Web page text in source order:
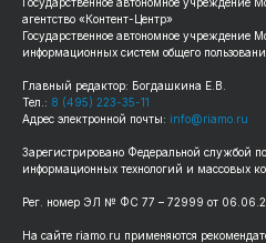
агентство «Контент-Центр»
Государственное автономное учреждение
информационных систем общего
Главный редактор: Богдашкина Е.В.
Тел.: 8 (495) 223-35-11
Адрес электронной почты: info@riamo.ru
Зарегистрировано Федеральной службой по
информационных технологий и массовых
Рег. номер ЭЛ № ФС 77 – 72999 от
На сайте riamo.ru применяются